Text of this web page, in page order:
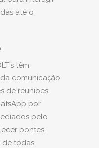
até o
têm
comunicação
de reuniões
por
pelo
pontes.
de todas